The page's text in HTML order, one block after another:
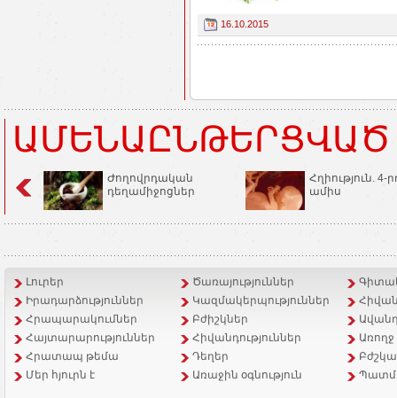
16.10.2015
Ժողովրդական
դեղամիջոցներ
Հղիություն. 4-
ամիս
Լուրեր Ծառայություններ
Իրադարձություններ
Կազմակերպություններ
Հրապարակումներ
Բժիշկներ
Հայտարարություններ
Հիվանդություններ
Հրատապ թեմա
Դեղեր
Մեր հյուրն է
Առաջին օգնություն